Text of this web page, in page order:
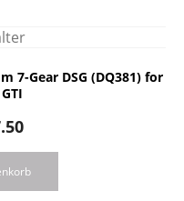
7-Gear DSG (DQ381) for